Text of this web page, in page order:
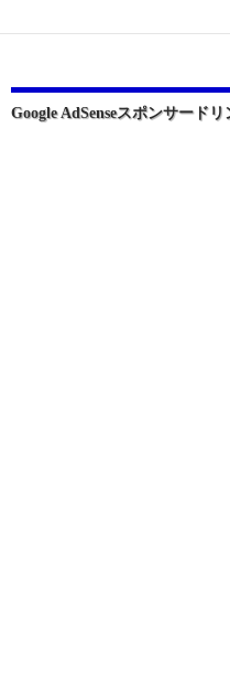
ー
ョ
Google AdSenseスポンサードリ